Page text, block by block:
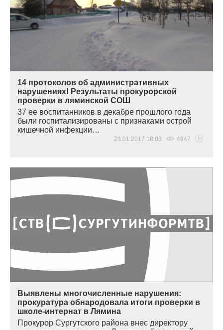
14 протоколов об административных
нарушениях! Результаты прокурорской
проверки в ляминской СОШ
37 ее воспитанников в декабре прошлого года
были госпитализированы с признаками острой
кишечной инфекции…
23.01.2017 18:03 4947
Выявлены многочисленные нарушения:
прокуратура обнародовала итоги проверки в
школе-интернат в Лямина
Прокурор Сургутского района внес директору